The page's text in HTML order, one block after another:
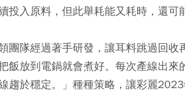
投入原料，但此舉耗能又耗時，還可
團隊經過著手研發，讓耳料跳過回
飯放到電鍋就會煮好。每次產線出
趨於穩定。」種種策略，讓彩麗